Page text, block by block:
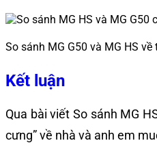
So sánh MG G50 và MG HS
Kết luận
Qua bài viết So sánh MG
cưng” về nhà và anh em